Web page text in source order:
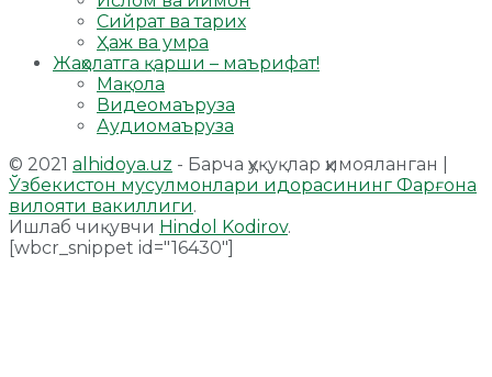
Сийрат ва тарих
Ҳаж ва умра
Жаҳолатга қарши – маърифат!
Мақола
Видеомаъруза
Аудиомаъруза
© 2021 alhidoya.uz - Барча ҳуқуқлар ҳимояланган |
Ўзбекистон мусулмонлари идорасининг Фарғона
вилояти вакиллиги.
Ишлаб чиқувчи Hindol Kodirov.
[wbcr_snippet id="16430"]